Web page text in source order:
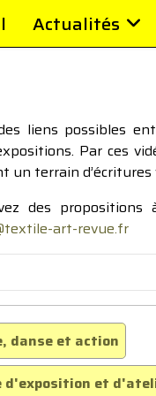
Actualités
liens possibles
Par ces
terrain
des propositions
art-revue.fr
danse et action
d'exposition et